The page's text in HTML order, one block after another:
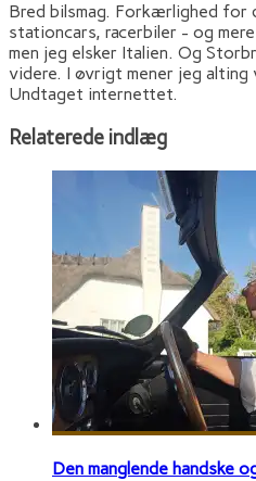
Bred bilsmag. Forkærlighed for
stationcars, racerbiler - og
men jeg elsker Italien. Og
videre. I øvrigt mener jeg alting
Undtaget internettet.
Relaterede indlæg
Den manglende handske